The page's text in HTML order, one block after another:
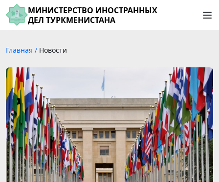
МИНИСТЕРСТВО ИНОСТРАННЫХ
ДЕЛ ТУРКМЕНИСТАНА
Главная / Новости